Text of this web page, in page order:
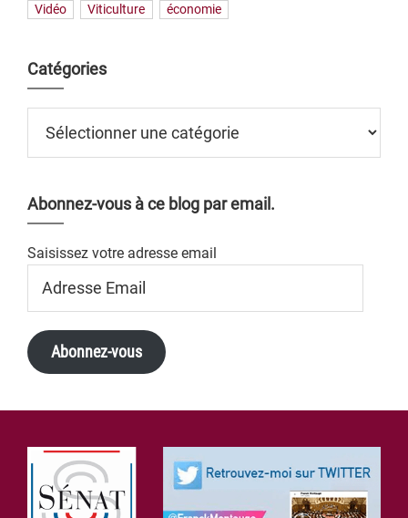
Vidéo
Viticulture économie
Catégories
Abonnez-vous à ce blog par email.
Saisissez votre adresse email
Email
Abonnez-vous
Footer